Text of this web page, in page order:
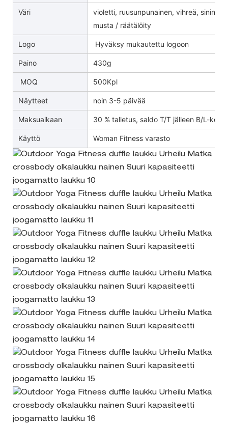
Väri
violetti, ruusunpunainen, vihreä,
musta / räätälöity
Logo Hyväksy mukautettu logoon
Paino 430g
MOQ 500Kpl
Näytteet noin 3-5 päivää
Maksuaikaan 30 % talletus, saldo T/T jälleen B/L-kopio
Käyttö Woman Fitness varasto